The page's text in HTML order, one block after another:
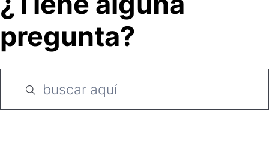
pregunta?